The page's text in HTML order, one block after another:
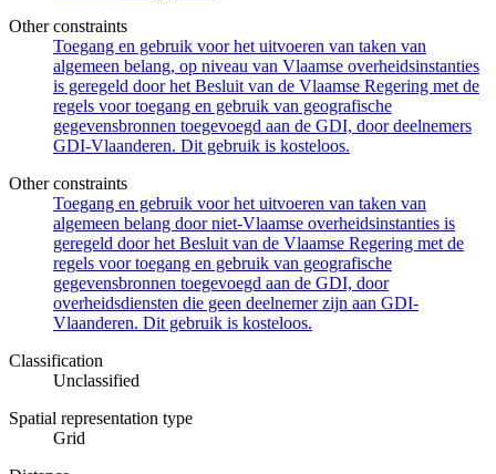
Other constraints
Toegang en gebruik voor het uitvoeren van taken van
algemeen belang, op niveau van Vlaamse overheidsinstanties
is geregeld door het Besluit van de Vlaamse Regering met de
regels voor toegang en gebruik van geografische
gegevensbronnen toegevoegd aan de GDI, door deelnemers
GDI-Vlaanderen. Dit gebruik is kosteloos.
Other constraints
Toegang en gebruik voor het uitvoeren van taken van
algemeen belang door niet-Vlaamse overheidsinstanties is
geregeld door het Besluit van de Vlaamse Regering met de
regels voor toegang en gebruik van geografische
gegevensbronnen toegevoegd aan de GDI, door
overheidsdiensten die geen deelnemer zijn aan GDI-
Vlaanderen. Dit gebruik is kosteloos.
Classification
Unclassified
Spatial representation type
Grid